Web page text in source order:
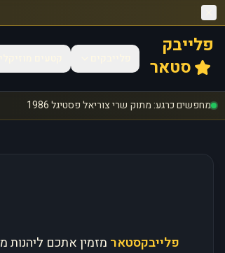
פלייבק
סטאר
מחפשים כרגע: מתוק שרי צוריאל פסטיגל 1986
פלייבקסטאר מזמין אתכם ליהנות מ